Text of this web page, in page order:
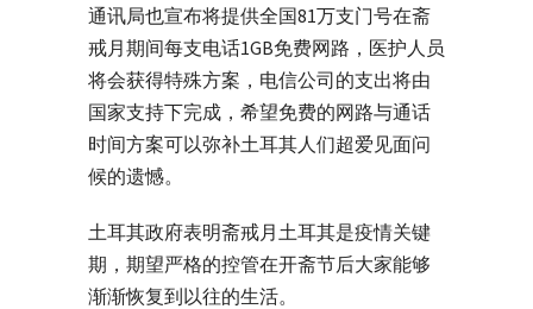
通讯局也宣布将提供全国81万支门号在斋
戒月期间每支电话1GB免费网路，医护人员
将会获得特殊方案，电信公司的支出将由
国家支持下完成，希望免费的网路与通话
时间方案可以弥补土耳其人们超爱见面问
候的遗憾。
土耳其政府表明斋戒月土耳其是疫情关键
期，期望严格的控管在开斋节后大家能够
渐渐恢复到以往的生活。